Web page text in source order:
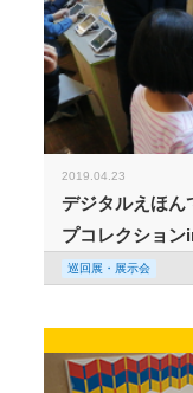
2019.04.23
デジタルえほん
プコレクション
巡回展・展示会